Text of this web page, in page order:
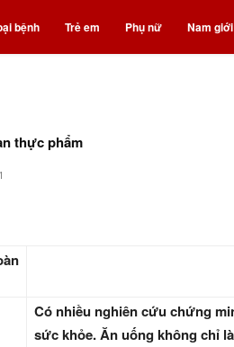
bệnh Trẻ em Phụ nữ Nam giới
thực phẩm
Có nhiều nghiên cứu chứng
sức khỏe. Ăn uống không chỉ